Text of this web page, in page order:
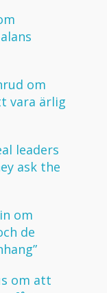
om
vara ärlig
leaders
ask the
om
de
om att